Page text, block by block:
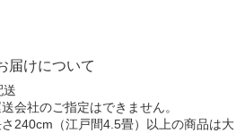
届けについて
会社のご指定はできません。
さ240cm（江戸間4.5畳）以上の商品は大